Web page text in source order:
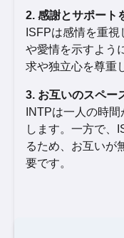
2. 感謝とサポート
ISFPは感情を重
や愛情を示すよう
求や独立心を尊重
3. お互いのスペー
INTPは一人の時
します。一方で、
るため、お互いが
要です。